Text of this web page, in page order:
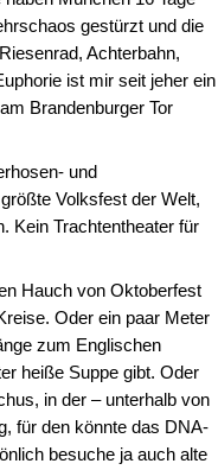
gestürzt und die
Achterbahn,
ist mir seit jeher ein
Brandenburger Tor
und
Volksfest der Welt,
Kein Trachtentheater für
Hauch von Oktoberfest
Oder ein paar Meter
zum Englischen
heiße Suppe gibt. Oder
in der – unterhalb von
für den könnte das DNA-
besuche ja auch alte